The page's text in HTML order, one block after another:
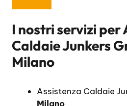
I nostri servizi per
Caldaie Junkers
Milano
Assistenza Caldaie
Milano